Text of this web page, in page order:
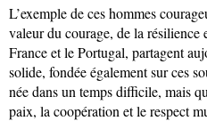
L’exemple de ces hommes
valeur du courage, de la
France et le Portugal, partagent
solide, fondée également sur ces
née dans un temps difficile, mais
paix, la coopération et le respect